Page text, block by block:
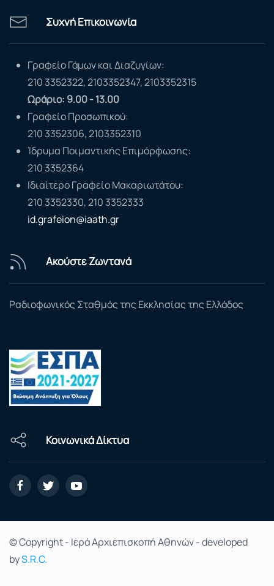
Συχνή Επικοινωνία
Γραφείο Γάμων και Διαζυγίων:
210 3352322, 2103352347, 2103352315
Ωράριο: 9.00 - 13.00
Γραφείο Προσωπικού:
210 3352306, 2103352310
Ίδρυμα Ποιμαντικής Επιμόρφωσης:
210 3352364
Ιδιαίτερο Γραφείο Μακαριωτάτου:
210 3352330, 210 3352333
id.grafeion@iaath.gr
Ακούστε Ζωντανά
Ραδιοφωνικός Σταθμός της Εκκλησίας της Ελλάδος
Κοινωνικά Δίκτυα
© Copyright - Ιερά Αρχιεπισκοπή Αθηνών - developed
byS.R.C.